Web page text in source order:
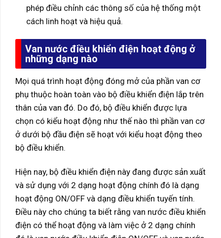
phép điều chỉnh các thông số của hệ thống một
cách linh hoạt và hiệu quả.
Van nước điều khiển điện hoạt động ở
những dạng nào
Mọi quá trình hoạt động đóng mở của phần van cơ
phụ thuộc hoàn toàn vào bộ điều khiển điện lắp trên
thân của van đó. Do đó, bộ điều khiển được lựa
chọn có kiểu hoạt động như thế nào thì phần van cơ
ở dưới bộ đầu điện sẽ hoạt với kiểu hoạt động theo
bộ điều khiển.
Hiện nay, bộ điều khiển điện này đang được sản xuất
và sử dụng với 2 dạng hoạt động chính đó là dạng
hoạt động ON/OFF và dạng điều khiển tuyến tính.
Điều này cho chúng ta biết rằng van nước điều khiển
điện có thể hoạt động và làm việc ở 2 dạng chính